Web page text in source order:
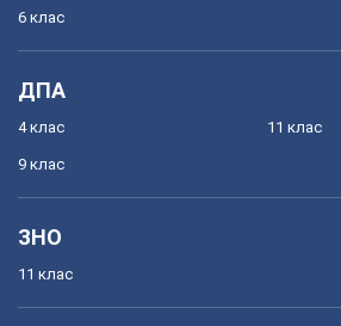
6 клас
ДПА
4 клас
9 клас
11 клас
ЗНО
11 клас